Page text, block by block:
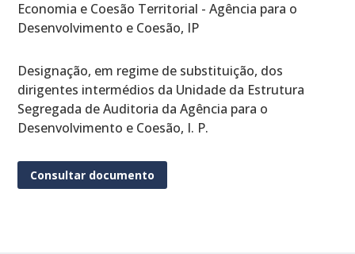
Economia e Coesão Territorial - Agência para o
Desenvolvimento e Coesão, IP
Designação, em regime de substituição, dos
dirigentes intermédios da Unidade da Estrutura
Segregada de Auditoria da Agência para o
Desenvolvimento e Coesão, I. P.
Consultar documento